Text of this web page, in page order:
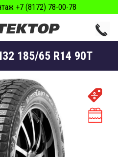
+7 (8172) 78-00-78
185/65 R14 90T